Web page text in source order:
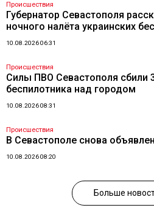
Происшествия
Губернатор Севастополя
ночного налёта украинских
10.08.2026 06:31
Происшествия
Силы ПВО Севастополя сбили
беспилотника над городом
10.08.2026 08:31
Происшествия
В Севастополе снова
10.08.2026 08:20
Больше